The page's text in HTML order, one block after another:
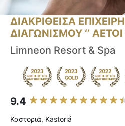
ΔΙΑΚΡΙΘΕΙΣΑ
ΔΙΑΓΩΝΙΣΜΟΥ ‘’ ΑΕΤΟΙ
Limneon Resort & Spa
9.4
Καστοριά, Kastoriá